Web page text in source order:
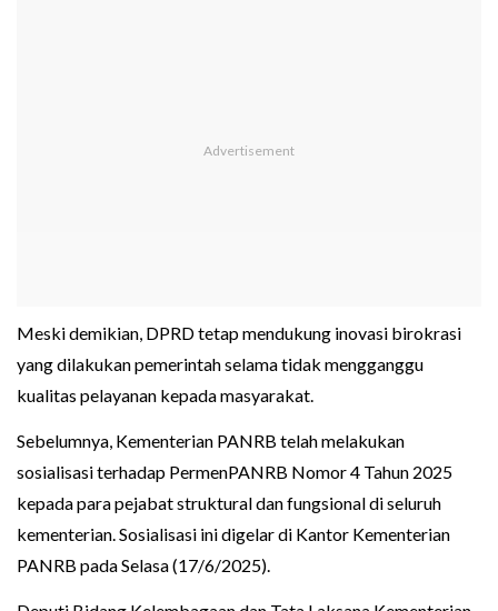
Meski demikian, DPRD tetap mendukung inovasi birokrasi
yang dilakukan pemerintah selama tidak mengganggu
kualitas pelayanan kepada masyarakat.
Sebelumnya, Kementerian PANRB telah melakukan
sosialisasi terhadap PermenPANRB Nomor 4 Tahun 2025
kepada para pejabat struktural dan fungsional di seluruh
kementerian. Sosialisasi ini digelar di Kantor Kementerian
PANRB pada Selasa (17/6/2025).